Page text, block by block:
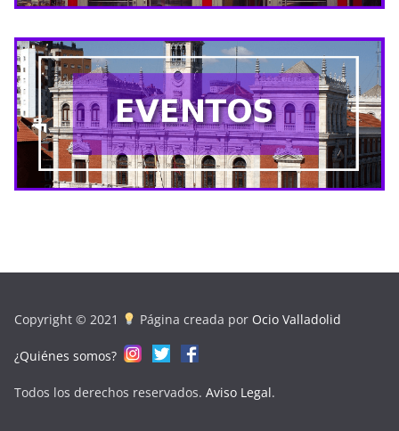
Copyright © 2021 Página creada por Ocio Valladolid
¿Quiénes somos?
Todos los derechos reservados. Aviso Legal.